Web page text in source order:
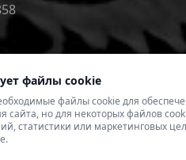
файлы cookie
файлы cookie для
сайта, но для некоторых файлов
статистики или маркетинговых